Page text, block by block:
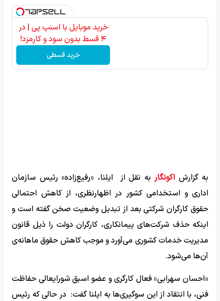
خرید موبایل با اسنپ پی | در
۴ قسط بدون سود و کارمزد!
خرید قسطی
به گزارش اکونگار به نقل از ایلنا، «رفیع‌زاده» رئیس سازمان
اداری و استخدامی کشور در اظهارنظری، از کاهش احتمالی
حقوق کارگران شرکتی بعد از تبدیل وضعیت صخن گفته است و
اینکه حذف شرکت‌های پیمانکاری، کارگران دولت را ذیل قانون
مدیریت خدمات کشوری می‌آورد و موجب کاهش حقوق ماهانه‌ی
آن‌ها می‌شود.
«احسان سهرابی» فعال کارگری و عضو اسبق شورایعالی حفاظت
فنی، با انتقاد از این سوگیری‌ها به ایلنا گفت: در حالی که رئیس